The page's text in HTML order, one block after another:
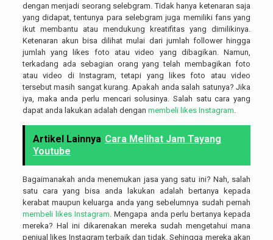
dengan menjadi seorang selebgram. Tidak hanya ketenaran saja
yang didapat, tentunya para selebgram juga memiliki fans yang
ikut membantu atau mendukung kreatifitas yang dimilikinya.
Ketenaran akun bisa dilihat mulai dari jumlah follower hingga
jumlah yang likes foto atau video yang dibagikan. Namun,
terkadang ada sebagian orang yang telah membagikan foto
atau video di Instagram, tetapi yang likes foto atau video
tersebut masih sangat kurang. Apakah anda salah satunya? Jika
iya, maka anda perlu mencari solusinya. Salah satu cara yang
dapat anda lakukan adalah dengan membeli likes Instagram
Artikel Lainnya Cara Melihat Jam Tayang
Youtube
Bagaimanakah anda menemukan jasa yang satu ini? Nah, salah
satu cara yang bisa anda lakukan adalah bertanya kepada
kerabat maupun keluarga anda yang sebelumnya sudah pernah
membeli likes Instagram . Mengapa anda perlu bertanya kepada
mereka? Hal ini dikarenakan mereka sudah mengetahui mana
penjual likes Instagram terbaik dan tidak. Sehingga mereka akan